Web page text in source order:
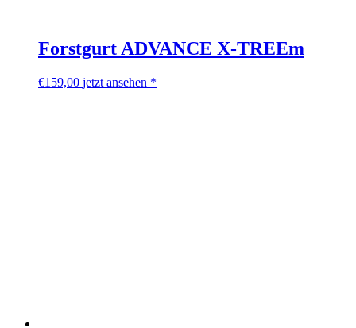
Forstgurt ADVANCE X-TREEm
€159,00 jetzt ansehen *